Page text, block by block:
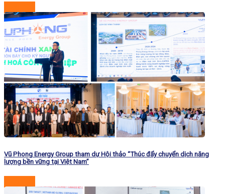
Vũ Phong Energy Group tham dự Hội thảo “Thúc đẩy chuyển dịch năng
lượng bền vững tại Việt Nam”